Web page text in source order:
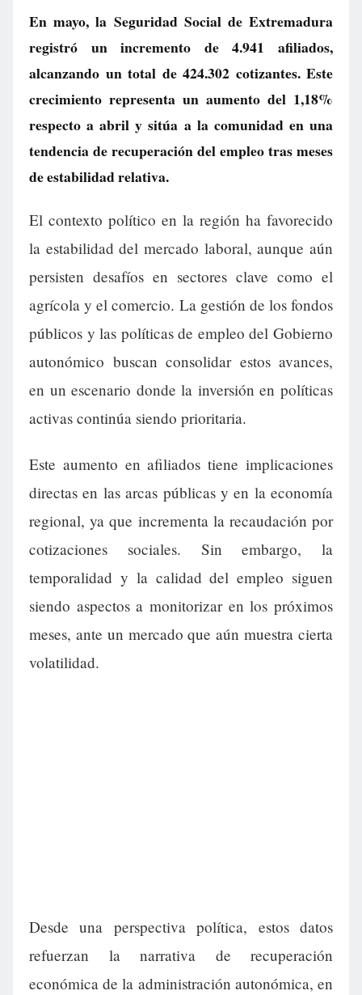
En mayo, la Seguridad Social de Extremadura
registró un incremento de 4.941 afiliados,
alcanzando un total de 424.302 cotizantes. Este
crecimiento representa un aumento del 1,18%
respecto a abril y sitúa a la comunidad en una
tendencia de recuperación del empleo tras meses
de estabilidad relativa.
El contexto político en la región ha favorecido
la estabilidad del mercado laboral, aunque aún
persisten desafíos en sectores clave como el
agrícola y el comercio. La gestión de los fondos
públicos y las políticas de empleo del Gobierno
autonómico buscan consolidar estos avances,
en un escenario donde la inversión en políticas
activas continúa siendo prioritaria.
Este aumento en afiliados tiene implicaciones
directas en las arcas públicas y en la economía
regional, ya que incrementa la recaudación por
cotizaciones sociales. Sin embargo, la
temporalidad y la calidad del empleo siguen
siendo aspectos a monitorizar en los próximos
meses, ante un mercado que aún muestra cierta
volatilidad.
Desde una perspectiva política, estos datos
refuerzan la narrativa de recuperación
económica de la administración autonómica, en